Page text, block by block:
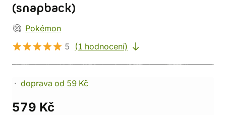
(snapback)
Pokémon
5
(1 hodnocení)
doprava od 59 Kč
579 Kč